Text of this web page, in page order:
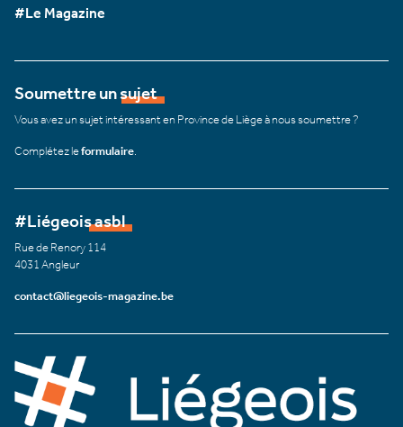
#Le Magazine
Soumettre un sujet
Vous avez un sujet intéressant en Province de Liège à nous soumettre ?
Complétez leformulaire
#Liégeois asbl
Rue de Renory 114
4031 Angleur
contact@liegeois-magazine.be